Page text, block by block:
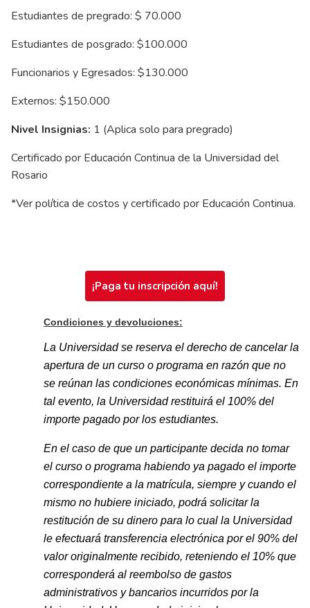
Estudiantes de pregrado: $ 70.000
Estudiantes de posgrado: $100.000
Funcionarios y Egresados: $130.000
Externos: $150.000
Nivel Insignias: 1 (Aplica solo para pregrado)
Certificado por Educación Continua de la Universidad del
Rosario
*Ver política de costos y certificado por Educación Continua.
¡Paga tu inscripción aquí!
Condiciones y devoluciones:
La Universidad se reserva el derecho de cancelar la
apertura de un curso o programa en razón que no
se reúnan las condiciones económicas mínimas. En
tal evento, la Universidad restituirá el 100% del
importe pagado por los estudiantes.
En el caso de que un participante decida no tomar
el curso o programa habiendo ya pagado el importe
correspondiente a la matrícula, siempre y cuando el
mismo no hubiere iniciado, podrá solicitar la
restitución de su dinero para lo cual la Universidad
le efectuará transferencia electrónica por el 90% del
valor originalmente recibido, reteniendo el 10% que
corresponderá al reembolso de gastos
administrativos y bancarios incurridos por la